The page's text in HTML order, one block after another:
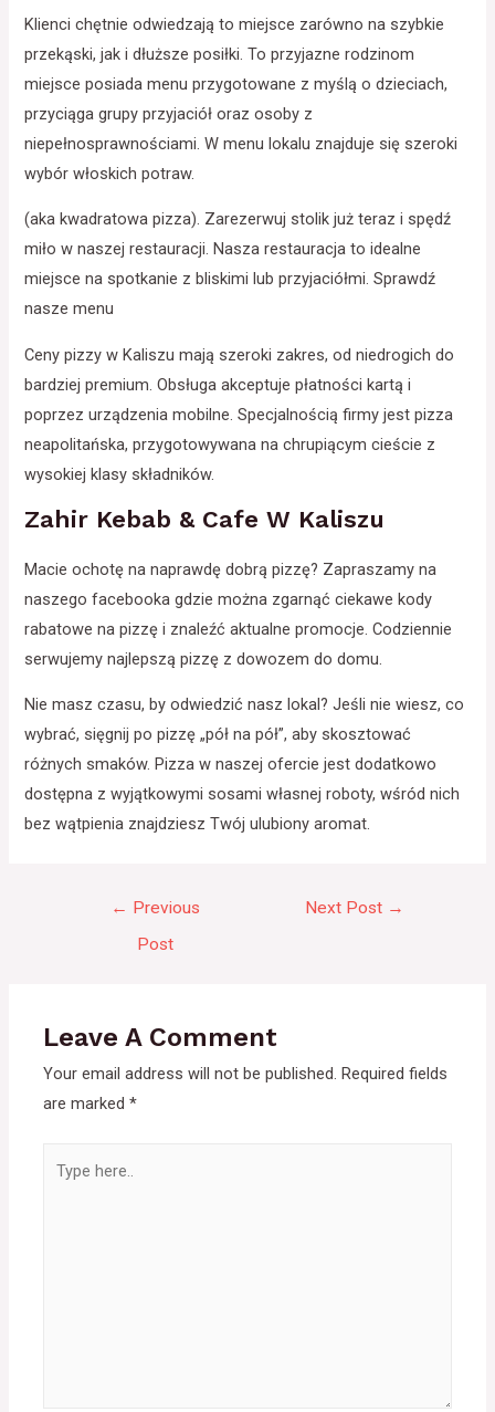
Klienci chętnie odwiedzają to miejsce zarówno na szybkie
przekąski, jak i dłuższe posiłki. To przyjazne rodzinom
miejsce posiada menu przygotowane z myślą o dzieciach,
przyciąga grupy przyjaciół oraz osoby z
niepełnosprawnościami. W menu lokalu znajduje się szeroki
wybór włoskich potraw.
(aka kwadratowa pizza). Zarezerwuj stolik już teraz i spędź
miło w naszej restauracji. Nasza restauracja to idealne
miejsce na spotkanie z bliskimi lub przyjaciółmi. Sprawdź
nasze menu
Ceny pizzy w Kaliszu mają szeroki zakres, od niedrogich do
bardziej premium. Obsługa akceptuje płatności kartą i
poprzez urządzenia mobilne. Specjalnością firmy jest pizza
neapolitańska, przygotowywana na chrupiącym cieście z
wysokiej klasy składników.
Zahir Kebab & Cafe W Kaliszu
Macie ochotę na naprawdę dobrą pizzę? Zapraszamy na
naszego facebooka gdzie można zgarnąć ciekawe kody
rabatowe na pizzę i znaleźć aktualne promocje. Codziennie
serwujemy najlepszą pizzę z dowozem do domu.
Nie masz czasu, by odwiedzić nasz lokal? Jeśli nie wiesz, co
wybrać, sięgnij po pizzę „pół na pół”, aby skosztować
różnych smaków. Pizza w naszej ofercie jest dodatkowo
dostępna z wyjątkowymi sosami własnej roboty, wśród nich
bez wątpienia znajdziesz Twój ulubiony aromat.
← Previous
Post
Next Post →
Leave A Comment
Your email address will not be published. Required fields
are marked*
here..